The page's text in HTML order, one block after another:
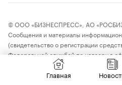
© ООО «БИЗНЕСПРЕСС», АО
Сообщения и материалы
(свидетельство о регистрации
Федеральной службой по надзору в
технологий и массовых коммуникаций
за номером ИА №ФС77-63848) и
Главная